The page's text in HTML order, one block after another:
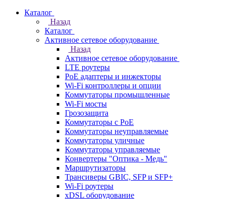
Каталог
Назад
Каталог
Активное сетевое оборудование
Назад
Активное сетевое оборудование
LTE роутеры
PoE адаптеры и инжекторы
Wi-Fi контроллеры и опции
Коммутаторы промышленные
Wi-Fi мосты
Грозозащита
Коммутаторы c PoE
Коммутаторы неуправляемые
Коммутаторы уличные
Коммутаторы управляемые
Конвертеры "Оптика - Медь"
Маршрутизаторы
Трансиверы GBIC, SFP и SFP+
Wi-Fi роутеры
xDSL оборудование